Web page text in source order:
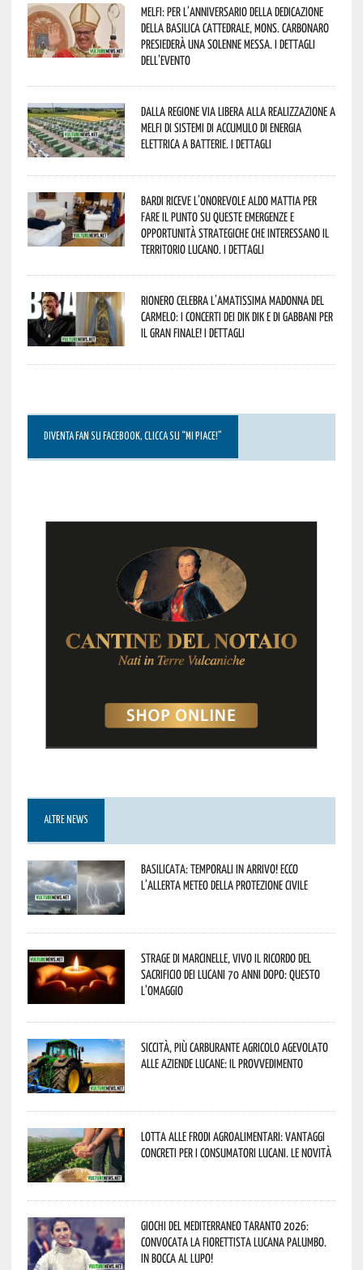
Melfi: per l’anniversario della Dedicazione
della Basilica Cattedrale, Mons. Carbonaro
presiederà una solenne messa. I dettagli
dell’evento
Dalla Regione via libera alla realizzazione a
Melfi di sistemi di accumulo di energia
elettrica a batterie. I dettagli
Bardi riceve l’onorevole Aldo Mattia per
fare il punto su queste emergenze e
opportunità strategiche che interessano il
territorio lucano. I dettagli
Rionero celebra l’amatissima Madonna del
Carmelo: i concerti dei DIK DIK e di Gabbani per
il gran finale! I dettagli
DIVENTA FAN SU FACEBOOK, CLICCA SU “MI PIACE!”
ALTRE NEWS
Basilicata: temporali in arrivo! Ecco
l’allerta meteo della Protezione civile
Strage di Marcinelle, vivo il ricordo del
sacrificio dei lucani 70 anni dopo: questo
l’omaggio
Siccità, più carburante agricolo agevolato
alle aziende lucane: il provvedimento
Lotta alle frodi agroalimentari: vantaggi
concreti per i consumatori lucani. Le novità
Giochi del Mediterraneo Taranto 2026:
convocata la fiorettista lucana Palumbo.
In bocca al lupo!